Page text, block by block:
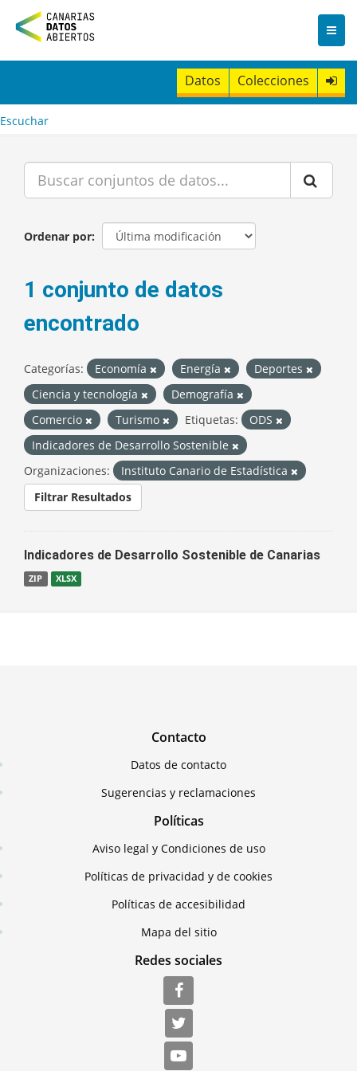
n
t
Datos Colecciones
Escuchar
Ordenar por
1 conjunto de datos
encontrado
Categorías: Economía Energía
Deportes
Ciencia y tecnología
Demografía
Comercio
Turismo Etiquetas:
ODS
Indicadores de Desarrollo Sostenible
Organizaciones:
Instituto Canario de Estadística
Filtrar Resultados
Indicadores de Desarrollo Sostenible de Canarias
ZIP XLSX
Contacto
Datos de contacto
Sugerencias y reclamaciones
Políticas
Aviso legal y Condiciones de uso
Políticas de privacidad y de cookies
Políticas de accesibilidad
Mapa del sitio
Redes sociales